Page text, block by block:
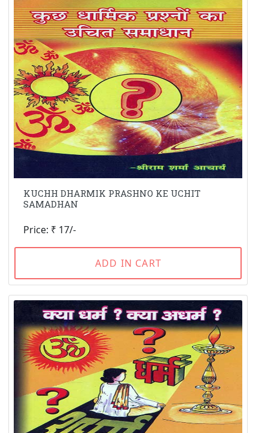
KUCHH DHARMIK PRASHNO KE UCHIT
SAMADHAN
Price: ₹ 17/-
ADD IN CART